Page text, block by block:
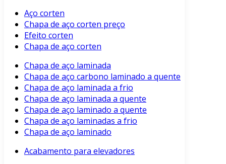
Aço corten
Chapa de aço corten preço
Efeito corten
Chapa de aço corten
Chapa de aço laminada
Chapa de aço carbono laminado a quente
Chapa de aço laminada a frio
Chapa de aço laminada a quente
Chapa de aço laminado a quente
Chapa de aço laminadas a frio
Chapa de aço laminado
Acabamento para elevadores